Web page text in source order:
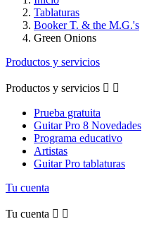
Tablaturas
Booker T. & the M.G.'s
Green Onions
Productos y servicios
Productos y servicios  
Prueba gratuita
Guitar Pro 8 Novedades
Programa educativo
Artistas
Guitar Pro tablaturas
Tu cuenta
Tu cuenta  